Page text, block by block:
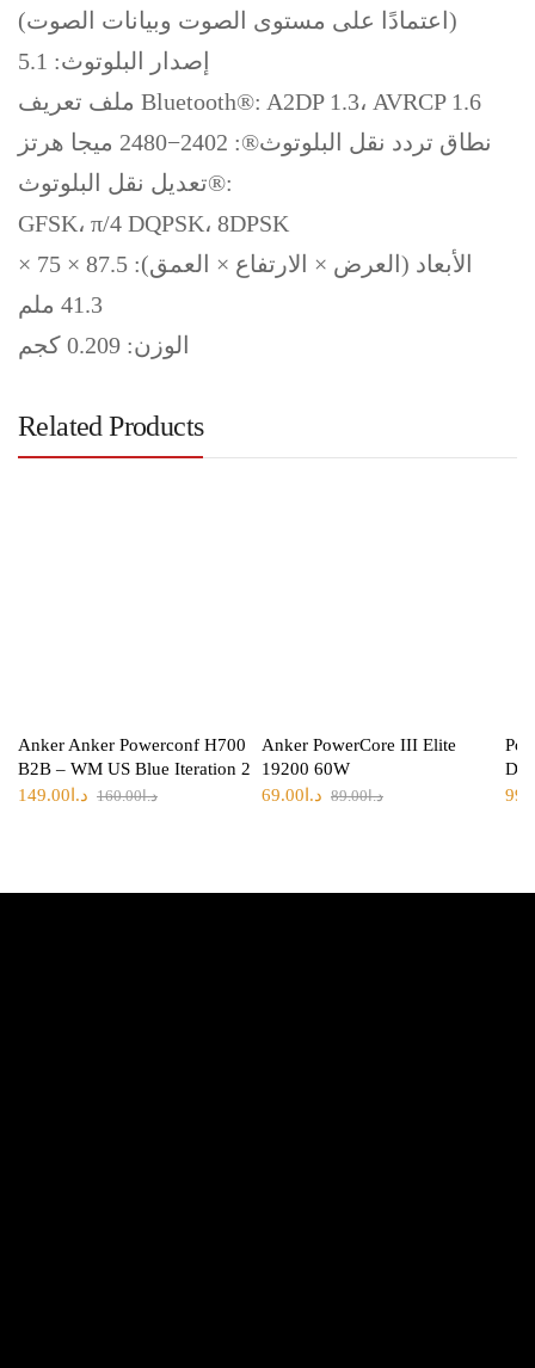
(اعتمادًا على مستوى الصوت وبيانات الصوت)
إصدار البلوتوث: 5.1
ملف تعريف Bluetooth®: A2DP 1.3، AVRCP 1.6
نطاق تردد نقل البلوتوث®: 2402−2480 ميجا هرتز
تعديل نقل البلوتوث®:
GFSK، π/4 DQPSK، 8DPSK
الأبعاد (العرض × الارتفاع × العمق): 87.5 × 75 ×
41.3 ملم
الوزن: 0.209 كجم
Related Products
Anker Anker Powerconf H700
B2B – WM US Blue Iteration 2
د.ا160.00 د.ا 149.00
Anker PowerCore III Elite
19200 60W
د.ا89.00 د.ا 69.00